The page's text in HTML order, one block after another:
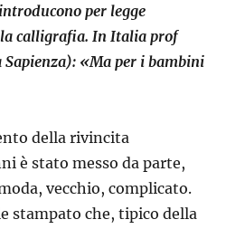
per legge
calligrafia. In Italia prof
«Ma per i bambini
della rivincita
è stato messo da parte,
vecchio, complicato.
stampato che, tipico della